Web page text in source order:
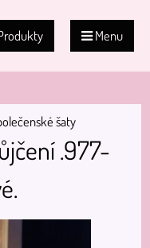
Menu
šaty
.977-